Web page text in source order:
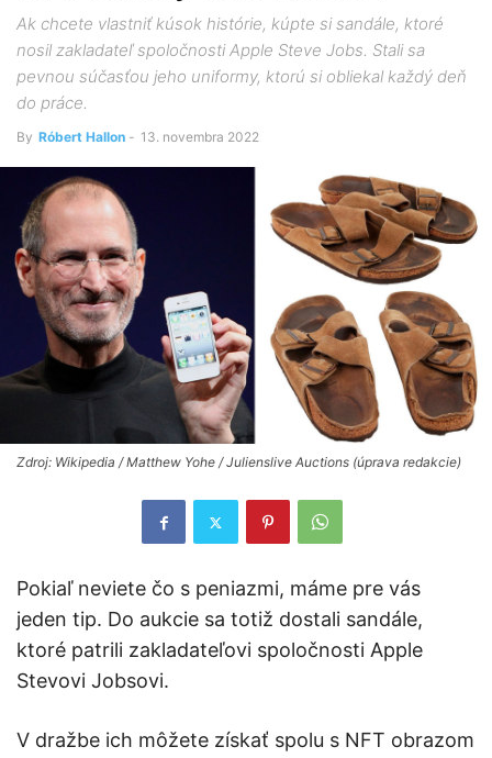
Ak chcete vlastniť kúsok histórie, kúpte si sandále, ktoré
nosil zakladateľ spoločnosti Apple Steve Jobs. Stali sa
pevnou súčasťou jeho uniformy, ktorú si obliekal každý deň
do práce.
By Róbert Hallon - 13. novembra 2022
Zdroj: Wikipedia / Matthew Yohe / Julienslive Auctions (úprava redakcie)
Pokiaľ neviete čo s peniazmi, máme pre vás
jeden tip. Do aukcie sa totiž dostali sandále,
ktoré patrili zakladateľovi spoločnosti Apple
Stevovi Jobsovi.
V dražbe ich môžete získať spolu s NFT obrazom